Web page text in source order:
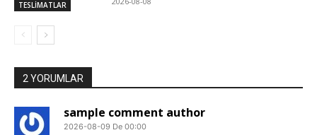
TESLİMATLAR
2 YORUMLAR
sample comment author
2026-08-09 De 00:00